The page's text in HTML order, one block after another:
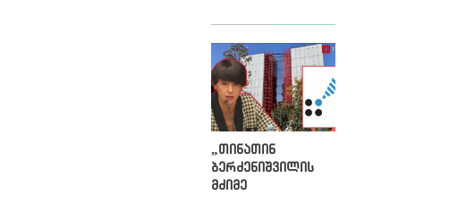
თინათინ
ბერძენიშვილი
გახდა
„თინათინ
ბერძენიშვილის
მძიმე